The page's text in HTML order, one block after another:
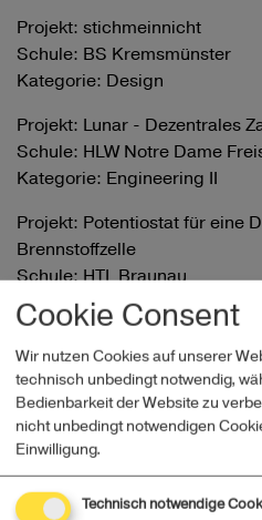
Projekt: stichmeinnicht
Schule: BS Kremsmünster
Kategorie: Design
Projekt: Lunar - Dezentrales
Schule: HLW Notre Dame
Kategorie: Engineering II
Projekt: Potentiostat für eine
Brennstoffzelle
Schule: HTL Braunau
Kategorie: Science
Projekt: Zitrone mit Skorbut?
Schule: BRG Schloss
Kategorie: Science
Projekt: Streampy
Schule: HTBLA Leonding
Kategorie: Young
Cookie Consent
Wir nutzen Cookies auf unserer
technisch unbedingt notwendig,
Bedienbarkeit der Website zu
nicht unbedingt notwendigen
Einwilligung.
Technisch notwendige